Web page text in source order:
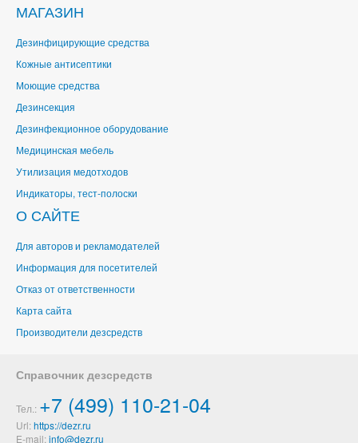
МАГАЗИН
Дезинфицирующие средства
Кожные антисептики
Моющие средства
Дезинсекция
Дезинфекционное оборудование
Медицинская мебель
Утилизация медотходов
Индикаторы, тест-полоски
О САЙТЕ
Для авторов и рекламодателей
Информация для посетителей
Отказ от ответственности
Карта сайта
Производители дезсредств
Справочник дезсредств
Тел.: +7 (499) 110-21-04
Url: https://dezr.ru
E-mail: